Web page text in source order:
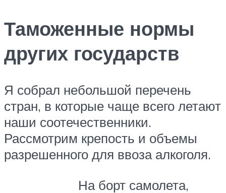
Таможенные нормы
других государств
Я собрал небольшой перечень
стран, в которые чаще всего летают
наши соотечественники.
Рассмотрим крепость и объемы
разрешенного для ввоза алкоголя.
На борт самолета,